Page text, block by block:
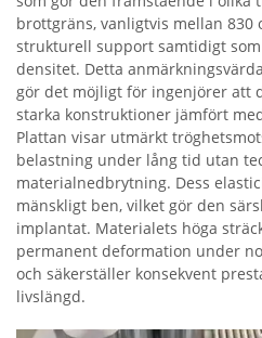
brottgräns, vanligtvis mellan 830
strukturell support samtidigt
densitet. Detta
gör det möjligt för ingenjörer att
starka konstruktioner jämfört
Plattan visar utmärkt
belastning under lång tid utan
materialnedbrytning. Dess
mänskligt ben, vilket gör den
implantat. Materialets höga
permanent deformation under
och säkerställer konsekvent
livslängd.